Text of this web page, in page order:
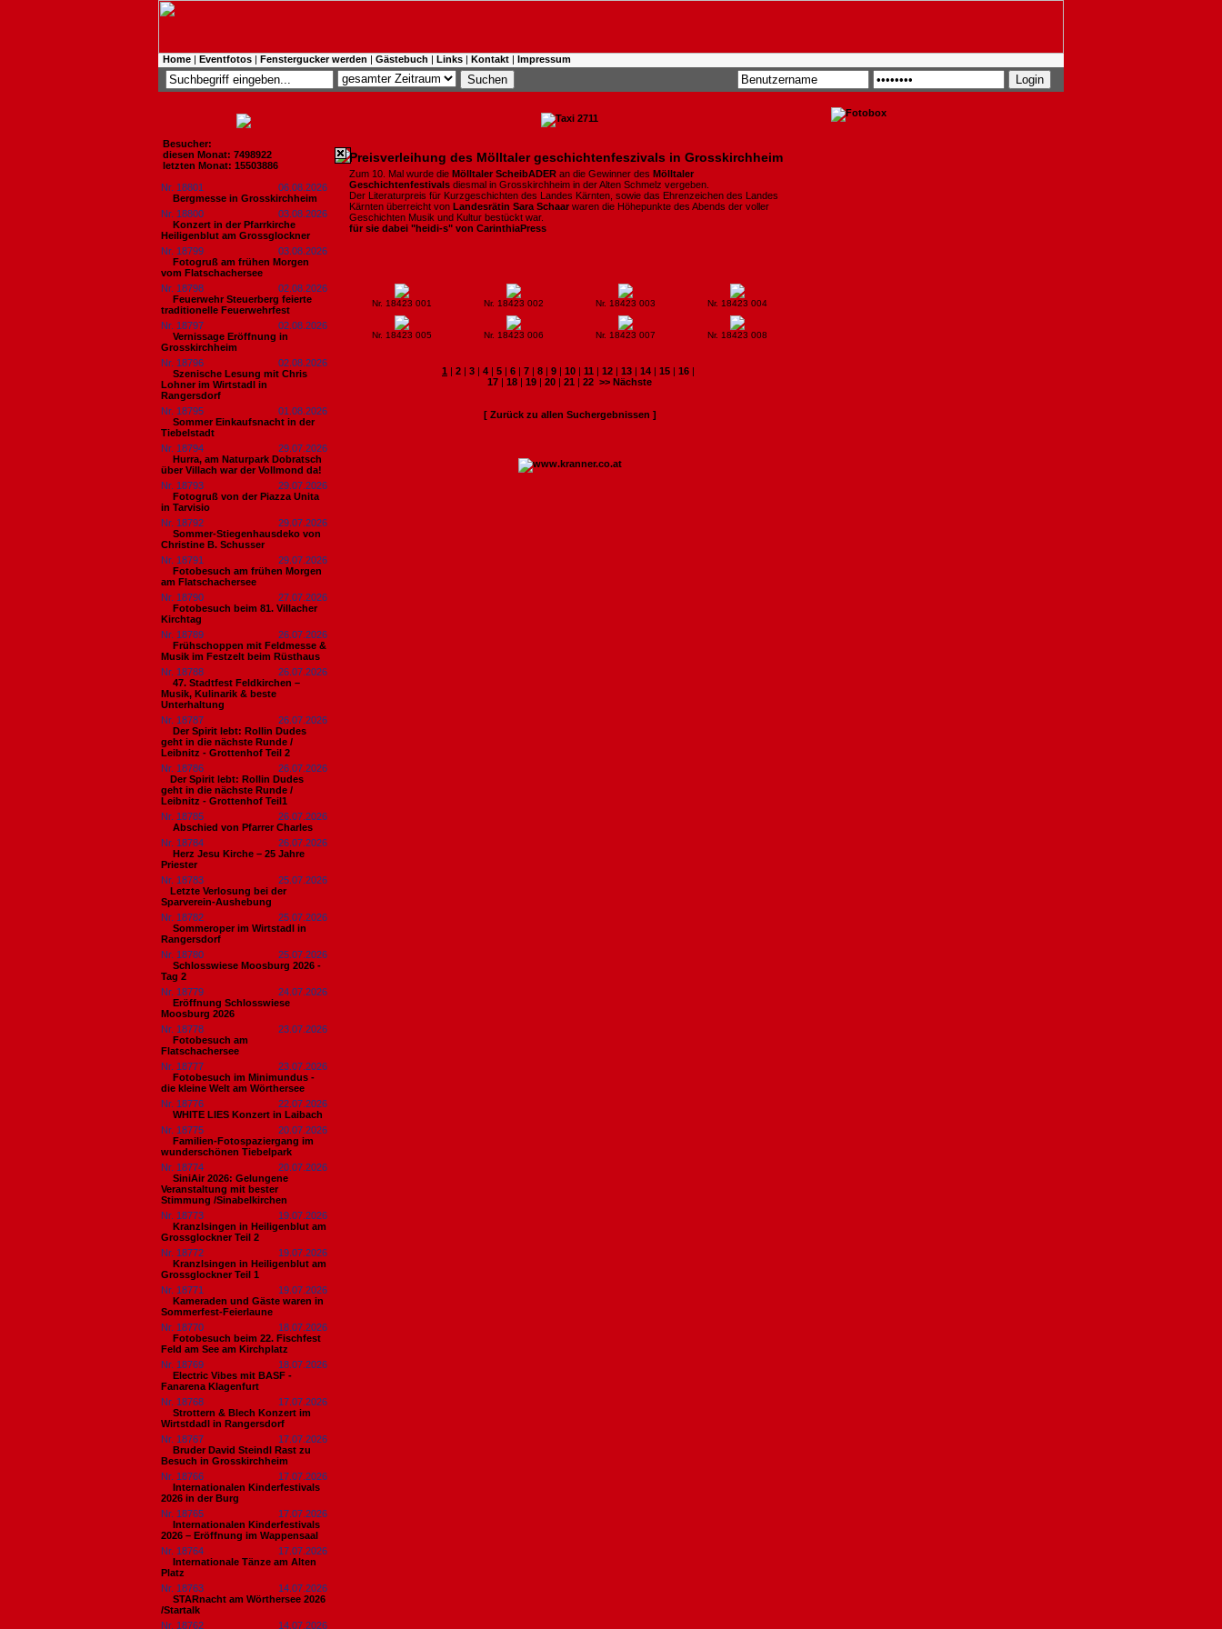
Home | Eventfotos | Fenstergucker werden | Gästebuch | Links | Kontakt | Impressum
Besucher:
diesen Monat: 7498922
letzten Monat: 15503886
Nr. 18801
06.08.2026
Bergmesse in Grosskirchheim
Nr. 18800
03.08.2026
Konzert in der Pfarrkirche
Heiligenblut am Grossglockner
Nr. 18799
03.08.2026
Fotogruß am frühen Morgen
vom Flatschachersee
Nr. 18798
02.08.2026
Feuerwehr Steuerberg feierte
traditionelle Feuerwehrfest
Nr. 18797
02.08.2026
Vernissage Eröffnung in
Grosskirchheim
Nr. 18796
02.08.2026
Szenische Lesung mit Chris
Lohner im Wirtstadl in
Rangersdorf
Nr. 18795
01.08.2026
Sommer Einkaufsnacht in der
Tiebelstadt
Nr. 18794
29.07.2026
Hurra, am Naturpark Dobratsch
über Villach war der Vollmond da!
Nr. 18793
29.07.2026
Fotogruß von der Piazza Unita
in Tarvisio
Nr. 18792
29.07.2026
Sommer-Stiegenhausdeko von
Christine B. Schusser
Nr. 18791
29.07.2026
Fotobesuch am frühen Morgen
am Flatschachersee
Nr. 18790
27.07.2026
Fotobesuch beim 81. Villacher
Kirchtag
Nr. 18789
26.07.2026
Frühschoppen mit Feldmesse &
Musik im Festzelt beim Rüsthaus
Nr. 18788
26.07.2026
47. Stadtfest Feldkirchen –
Musik, Kulinarik & beste
Unterhaltung
Nr. 18787
26.07.2026
Der Spirit lebt: Rollin Dudes
geht in die nächste Runde /
Leibnitz - Grottenhof Teil 2
Nr. 18786
26.07.2026
​Der Spirit lebt: Rollin Dudes
geht in die nächste Runde /
Leibnitz - Grottenhof Teil1
Nr. 18785
26.07.2026
Abschied von Pfarrer Charles
Nr. 18784
26.07.2026
Herz Jesu Kirche – 25 Jahre
Priester
Nr. 18783
25.07.2026
​Letzte Verlosung bei der
Sparverein-Aushebung
Nr. 18782
25.07.2026
Sommeroper im Wirtstadl in
Rangersdorf
Nr. 18780
25.07.2026
Schlosswiese Moosburg 2026 -
Tag 2
Nr. 18779
24.07.2026
Eröffnung Schlosswiese
Moosburg 2026
Nr. 18778
23.07.2026
Fotobesuch am
Flatschachersee
Nr. 18777
23.07.2026
Fotobesuch im Minimundus -
die kleine Welt am Wörthersee
Nr. 18776
22.07.2026
WHITE LIES Konzert in Laibach
Nr. 18775
20.07.2026
Familien-Fotospaziergang im
wunderschönen Tiebelpark
Nr. 18774
20.07.2026
SiniAir 2026: Gelungene
Veranstaltung mit bester
Stimmung /Sinabelkirchen
Nr. 18773
19.07.2026
Kranzlsingen in Heiligenblut am
Grossglockner Teil 2
Nr. 18772
19.07.2026
Kranzlsingen in Heiligenblut am
Grossglockner Teil 1
Nr. 18771
19.07.2026
Kameraden und Gäste waren in
Sommerfest-Feierlaune
Nr. 18770
18.07.2026
Fotobesuch beim 22. Fischfest
Feld am See am Kirchplatz
Nr. 18769
18.07.2026
Electric Vibes mit BASF -
Fanarena Klagenfurt
Nr. 18768
17.07.2026
Strottern & Blech Konzert im
Wirtstdadl in Rangersdorf
Nr. 18767
17.07.2026
Bruder David Steindl Rast zu
Besuch in Grosskirchheim
Nr. 18766
17.07.2026
Internationalen Kinderfestivals
2026 in der Burg
Nr. 18765
17.07.2026
Internationalen Kinderfestivals
2026 – Eröffnung im Wappensaal
Nr. 18764
17.07.2026
Internationale Tänze am Alten
Platz
Nr. 18763
14.07.2026
STARnacht am Wörthersee 2026
/Startalk
Nr. 18762
14.07.2026
Preisverleihung des Mölltaler geschichtenfeszivals in Grosskirchheim
Zum 10. Mal wurde die Mölltaler ScheibADER an die Gewinner des Mölltaler
Geschichtenfestivals diesmal in Grosskirchheim in der Alten Schmelz vergeben.
Der Literaturpreis für Kurzgeschichten des Landes Kärnten, sowie das Ehrenzeichen des Landes
Kärnten überreicht von Landesrätin Sara Schaar waren die Höhepunkte des Abends der voller
Geschichten Musik und Kultur bestückt war.
für sie dabei "heidi-s" von CarinthiaPress
Nr. 18423 001 Nr. 18423 002 Nr. 18423 003 Nr. 18423 004
Nr. 18423 005 Nr. 18423 006 Nr. 18423 007 Nr. 18423 008
1 | 2 | 3 | 4 | 5 | 6 | 7 | 8 | 9 | 10 | 11 | 12 | 13 | 14 | 15 | 16 |
17 | 18 | 19 | 20 | 21 | 22 >> Nächste
[ Zurück zu allen Suchergebnissen ]